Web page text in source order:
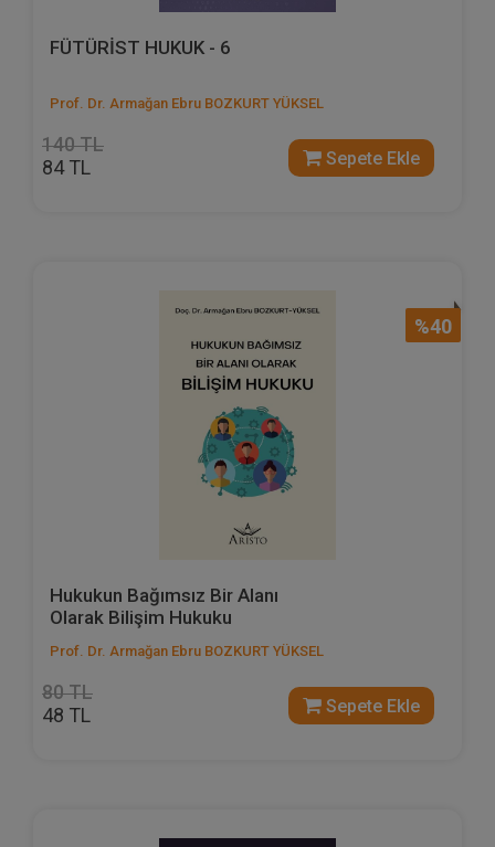
FÜTÜRİST HUKUK - 6
Prof. Dr. Armağan Ebru BOZKURT YÜKSEL
140 TL
84 TL Sepete Ekle
%40
Hukukun Bağımsız Bir Alanı
Olarak Bilişim Hukuku
Prof. Dr. Armağan Ebru BOZKURT YÜKSEL
80 TL
48 TL Sepete Ekle